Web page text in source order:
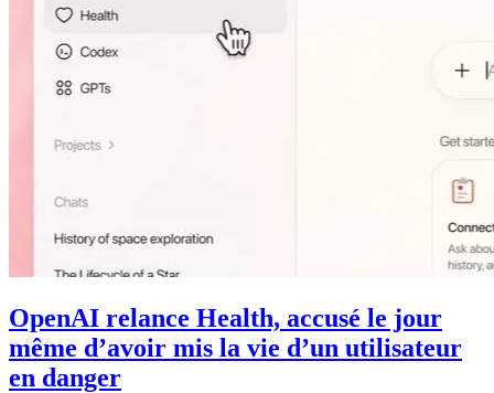
OpenAI relance Health, accusé le jour
même d’avoir mis la vie d’un utilisateur
en danger